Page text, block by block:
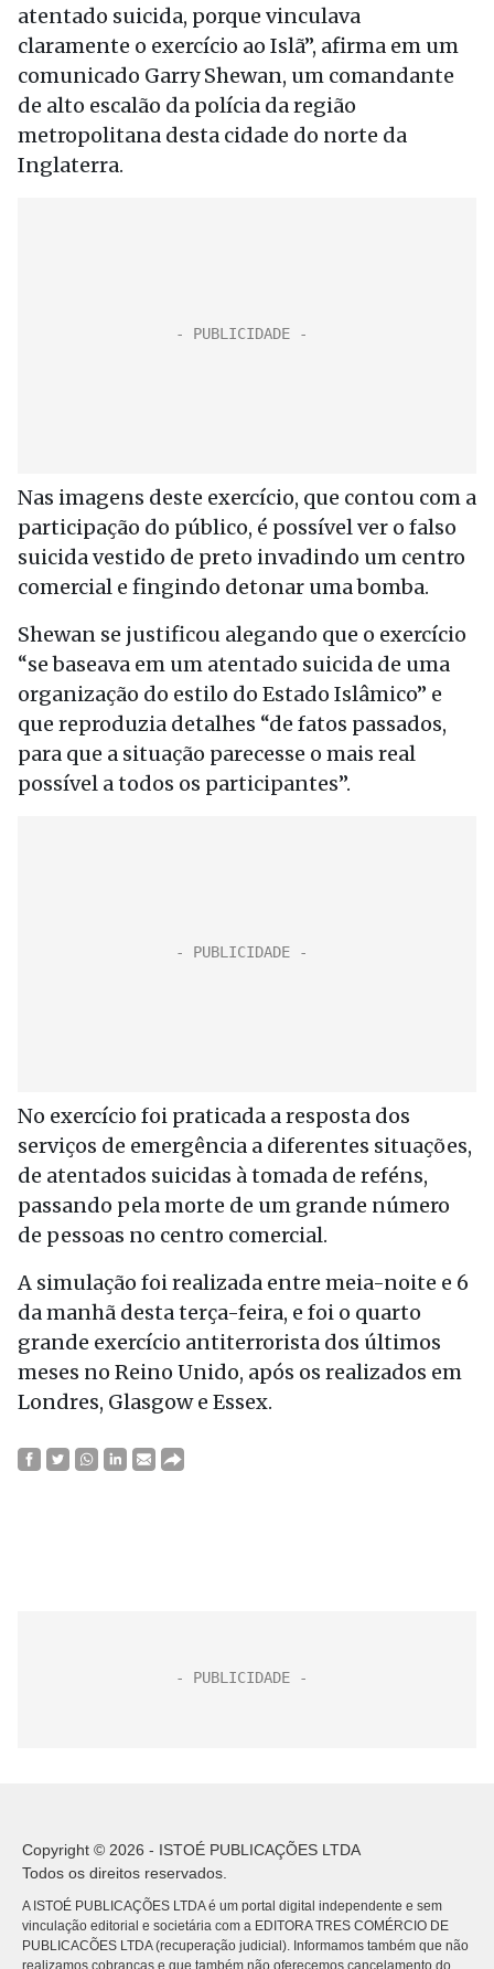
atentado suicida, porque vinculava
claramente o exercício ao Islã”, afirma em um
comunicado Garry Shewan, um comandante
de alto escalão da polícia da região
metropolitana desta cidade do norte da
Inglaterra.
Nas imagens deste exercício, que contou com a
participação do público, é possível ver o falso
suicida vestido de preto invadindo um centro
comercial e fingindo detonar uma bomba.
Shewan se justificou alegando que o exercício
“se baseava em um atentado suicida de uma
organização do estilo do Estado Islâmico” e
que reproduzia detalhes “de fatos passados,
para que a situação parecesse o mais real
possível a todos os participantes”.
No exercício foi praticada a resposta dos
serviços de emergência a diferentes situações,
de atentados suicidas à tomada de reféns,
passando pela morte de um grande número
de pessoas no centro comercial.
A simulação foi realizada entre meia-noite e 6
da manhã desta terça-feira, e foi o quarto
grande exercício antiterrorista dos últimos
meses no Reino Unido, após os realizados em
Londres, Glasgow e Essex.
Copyright © 2026 - ISTOÉ PUBLICAÇÕES LTDA
Todos os direitos reservados.
A ISTOÉ PUBLICAÇÕES LTDA é um portal digital independente e sem
vinculação editorial e societária com a EDITORA TRES COMÉRCIO DE
PUBLICACÕES LTDA (recuperação judicial). Informamos também que não
realizamos cobranças e que também não oferecemos cancelamento do